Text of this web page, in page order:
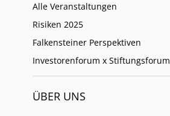
Alle Veranstaltungen
Risiken 2025
Falkensteiner Perspektiven
Investorenforum x Stiftungsforum
ÜBER UNS